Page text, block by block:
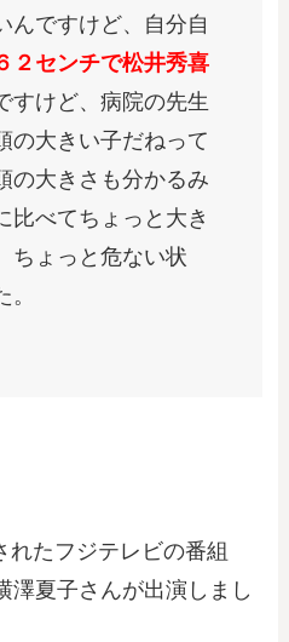
んですけど、自分自
２センチで松井秀喜
すけど、病院の先生
の大きい子だねって
の大きさも分かるみ
比べてちょっと大き
ちょっと危ない状
れた フジテレビの番組
澤夏子さんが出演しまし